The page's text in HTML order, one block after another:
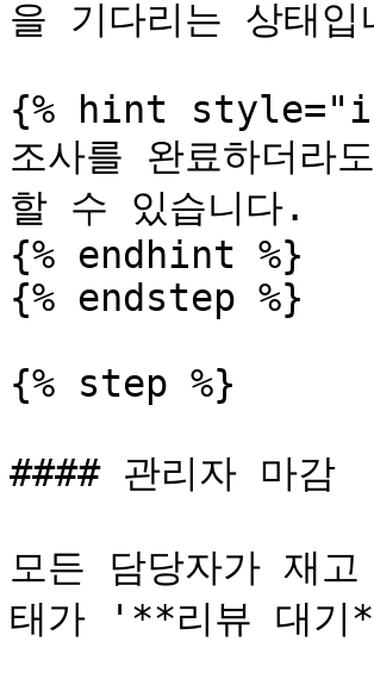
을 기다리는 상태입
{% hint
조사를 완료하더라
할 수 있습니다.
{% endhint %}
{% endstep %}
{% step %}
#### 관리자 마감
모든 담당자가 재
태가 '**리뷰 대기